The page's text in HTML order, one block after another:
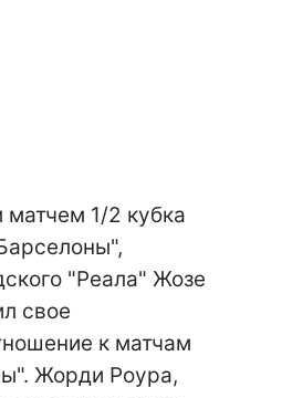
1/2 кубка
"Реала" Жозе
свое
к матчам
Жорди Роура,